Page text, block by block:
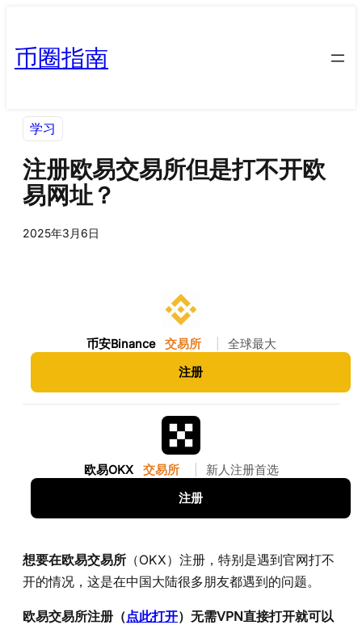
币圈指南
学习
注册欧易交易所但是打不开欧
易网址？
2025年3月6日
币安Binance 交易所 全球最大
注册
欧易OKX 交易所 新人注册首选
注册
想要在欧易交易所 （OKX）注册，特别是遇到官网打不
开的情况，这是在中国大陆很多朋友都遇到的问题。
欧易交易所注册（点此打开）无需VPN直接打开就可以